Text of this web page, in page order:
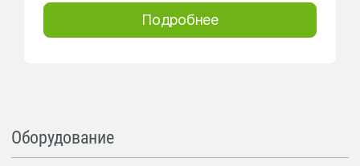
Подробнее
Оборудование